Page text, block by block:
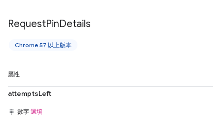
RequestPinDetails
Chrome 57 以上版本
屬性
attemptsLeft
數字 選填